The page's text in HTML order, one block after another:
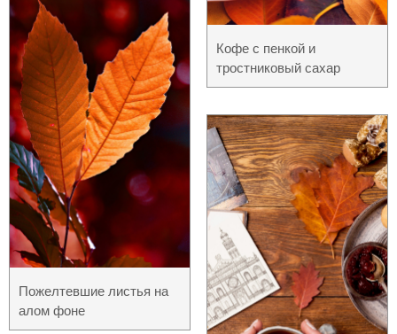
Пожелтевшие листья на
алом фоне
Кофе с пенкой и
тростниковый сахар